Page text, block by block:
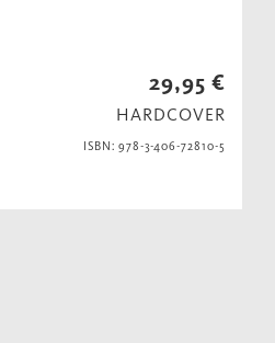
29,95 €
HARDCOVER
ISBN: 978-3-406-72810-5